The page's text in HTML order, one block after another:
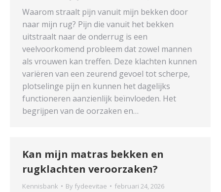
Waarom straalt pijn vanuit mijn bekken door
naar mijn rug? Pijn die vanuit het bekken
uitstraalt naar de onderrug is een
veelvoorkomend probleem dat zowel mannen
als vrouwen kan treffen. Deze klachten kunnen
variëren van een zeurend gevoel tot scherpe,
plotselinge pijn en kunnen het dagelijks
functioneren aanzienlijk beïnvloeden. Het
begrijpen van de oorzaken en…
Kan mijn matras bekken en
rugklachten veroorzaken?
Kennisbank By fydeevitae februari 24, 2026